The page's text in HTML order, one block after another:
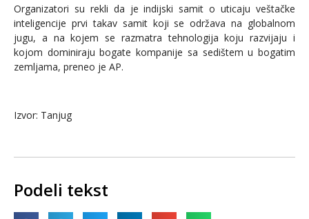
Organizatori su rekli da je indijski samit o uticaju veštačke
inteligencije prvi takav samit koji se održava na globalnom
jugu, a na kojem se razmatra tehnologija koju razvijaju i
kojom dominiraju bogate kompanije sa sedištem u bogatim
zemljama, preneo je AP.
Izvor: Tanjug
Podeli tekst